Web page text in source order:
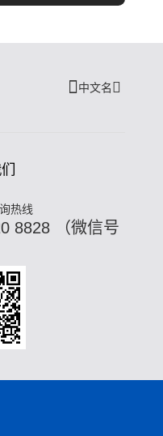
中文名
热线
8828 （微信号